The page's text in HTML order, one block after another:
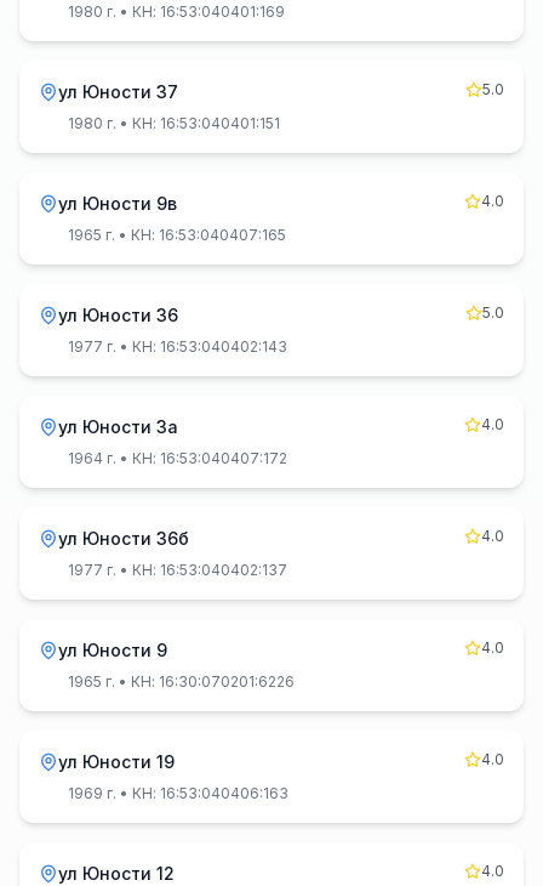
1980 г. • КН: 16:53:040401:169
ул Юности 37
5.0
1980 г. • КН: 16:53:040401:151
ул Юности 9в
4.0
1965 г. • КН: 16:53:040407:165
ул Юности 36
5.0
1977 г. • КН: 16:53:040402:143
ул Юности 3а
4.0
1964 г. • КН: 16:53:040407:172
ул Юности 36б
4.0
1977 г. • КН: 16:53:040402:137
ул Юности 9
4.0
1965 г. • КН: 16:30:070201:6226
ул Юности 19
4.0
1969 г. • КН: 16:53:040406:163
ул Юности 12
4.0